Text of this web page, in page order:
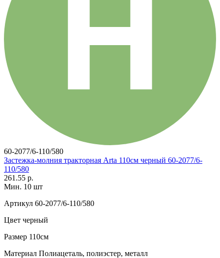
60-2077/6-110/580
Застежка-молния тракторная Arta 110см черный 60-2077/6-
110/580
261.55 р.
Мин. 10 шт
Артикул 60-2077/6-110/580
Цвет черный
Размер 110см
Материал Полиацеталь, полиэстер, металл